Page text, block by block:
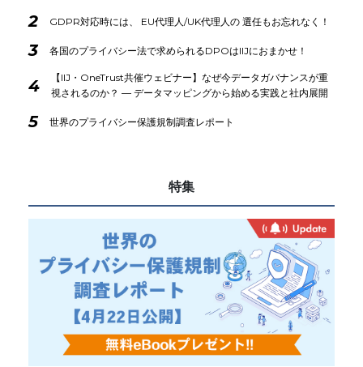
2 GDPR対応時には、 EU代理人/UK代理人の 選任もお忘れなく！
3 各国のプライバシー法で求められるDPOはIIJにおまかせ！
4
【IIJ・OneTrust共催ウェビナー】なぜ今データガバナンスが重
視されるのか？ ― データマッピングから始める実践と社内展開
5 世界のプライバシー保護規制調査レポート
特集